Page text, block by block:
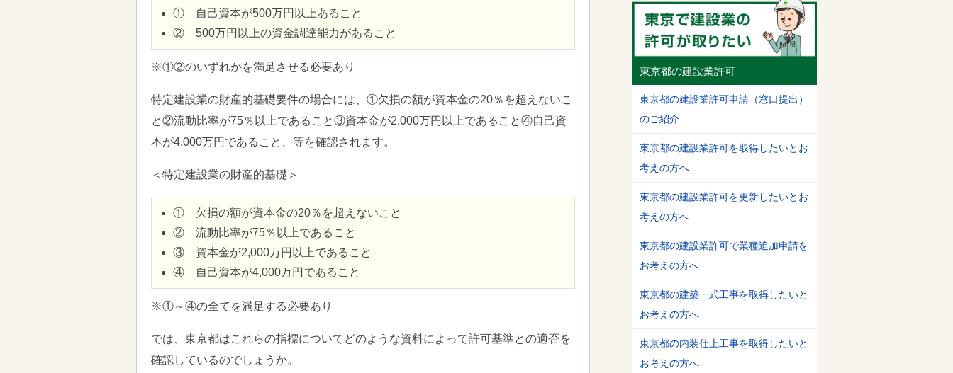
① 自己資本が500万円以上あること
② 500万円以上の資金調達能力があること
※①②のいずれかを満足させる必要あり
特定建設業の財産的基礎要件の場合には、①欠損の額が資本金の20％を超えないこ
と②流動比率が75％以上であること③資本金が2,000万円以上であること④自己資
本が4,000万円であること、等を確認されます。
＜特定建設業の財産的基礎＞
① 欠損の額が資本金の20％を超えないこと
② 流動比率が75％以上であること
③ 資本金が2,000万円以上であること
④ 自己資本が4,000万円であること
※①～④の全てを満足する必要あり
では、東京都はこれらの指標についてどのような資料によって許可基準との適否を
確認しているのでしょうか。
東京都の建設業許可
東京都の建設業許可申請（窓口提出）
のご紹介
東京都の建設業許可を取得したいとお
考えの方へ
東京都の建設業許可を更新したいとお
考えの方へ
東京都の建設業許可で業種追加申請を
お考えの方へ
東京都の建築一式工事を取得したいと
お考えの方へ
東京都の内装仕上工事を取得したいと
お考えの方へ